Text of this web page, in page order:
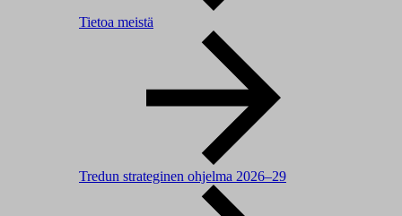
Tietoa meistä
Tredun strateginen ohjelma 2026–29